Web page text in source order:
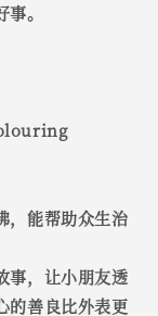
。
，能帮助众生治
事，让小朋友透
的善良比外表更